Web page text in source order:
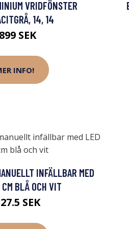
VRIDFÖNSTER
14, 14
SEK
INFO!
INFÄLLBAR MED
BLÅ OCH VIT
SEK